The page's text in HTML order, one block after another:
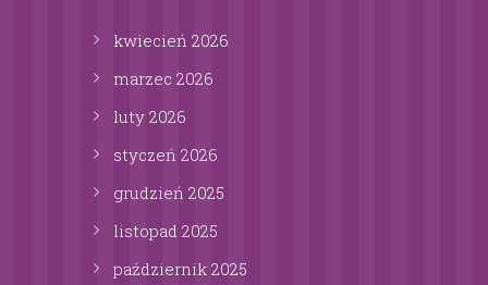
kwiecień 2026
marzec 2026
luty 2026
styczeń 2026
grudzień 2025
listopad 2025
październik 2025